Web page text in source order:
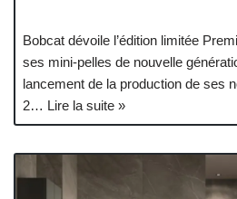
Bobcat dévoile l’édition limitée
ses mini-pelles de nouvelle
lancement de la production de ses
2… Lire la suite »